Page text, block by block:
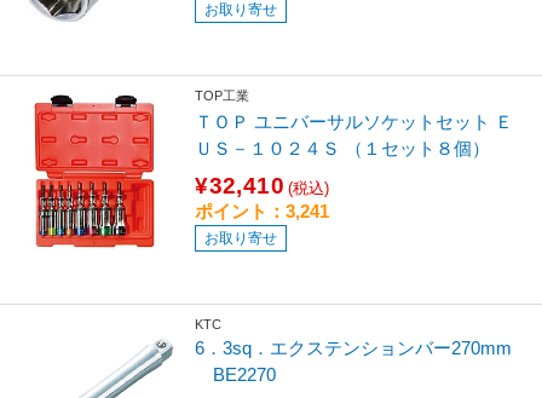
お取り寄せ
TOP工業
ＴＯＰ ユニバーサルソケットセット Ｅ
ＵＳ－１０２４Ｓ （１セット８個）
¥32,410 (税込)
ポイント：3,241
お取り寄せ
KTC
6．3sq．エクステンションバー270mm
BE2270